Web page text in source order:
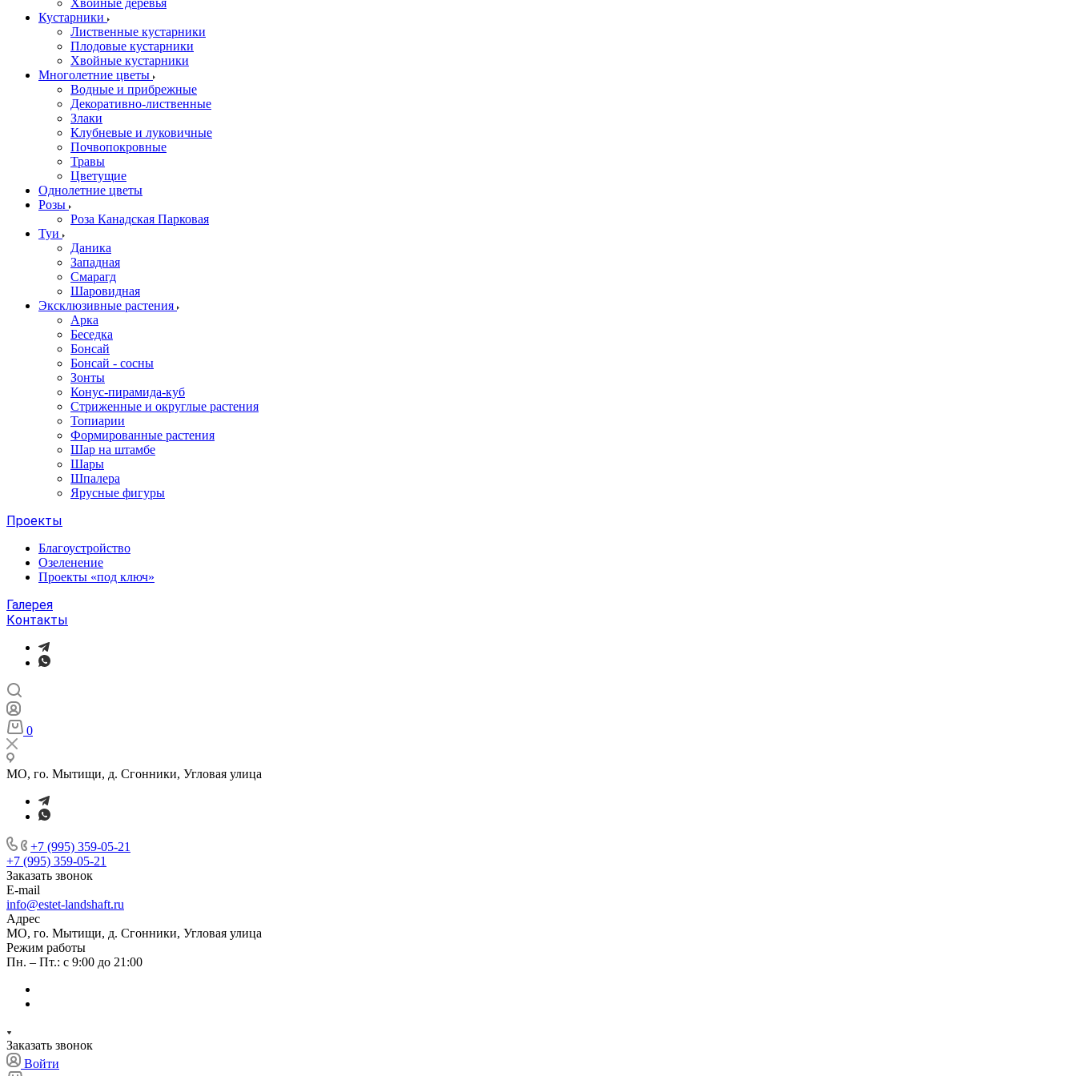
Хвойные деревья
Кустарники
Лиственные кустарники
Плодовые кустарники
Хвойные кустарники
Многолетние цветы
Водные и прибрежные
Декоративно-лиственные
Злаки
Клубневые и луковичные
Почвопокровные
Травы
Цветущие
Однолетние цветы
Розы
Роза Канадская Парковая
Туи
Даника
Западная
Смарагд
Шаровидная
Эксклюзивные растения
Арка
Беседка
Бонсай
Бонсай - сосны
Зонты
Конус-пирамида-куб
Стриженные и округлые растения
Топиарии
Формированные растения
Шар на штамбе
Шары
Шпалера
Ярусные фигуры
Проекты
Благоустройство
Озеленение
Проекты «под ключ»
Галерея
Контакты
0
МО, го. Мытищи, д. Сгонники, Угловая улица
+7 (995) 359-05-21
+7 (995) 359-05-21
Заказать звонок
E-mail
info@estet-landshaft.ru
Адрес
МО, го. Мытищи, д. Сгонники, Угловая улица
Режим работы
Пн. – Пт.: с 9:00 до 21:00
Заказать звонок
Войти